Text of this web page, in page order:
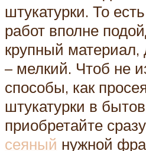
штукатурки. То
работ вполне
крупный
– мелкий. Чтоб не
способы, как
штукатурки в
приобретайте
сеяный нужной